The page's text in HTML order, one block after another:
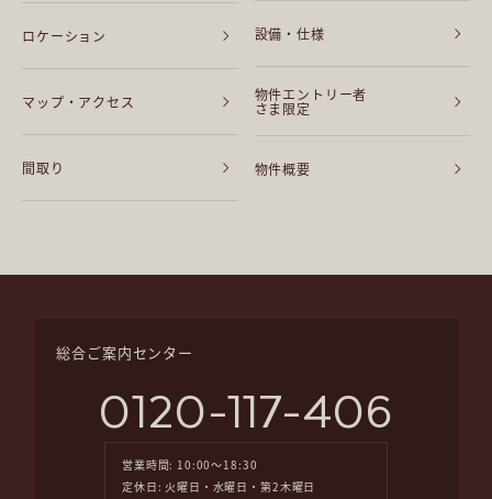
ロケーション
マップ・アクセス
間取り
設備・仕様
物件エントリー者
さま限定
物件概要
総合ご案内センター
0120-117-406
営業時間: 10:00～18:30
定休日: 火曜日・水曜日・第2木曜日